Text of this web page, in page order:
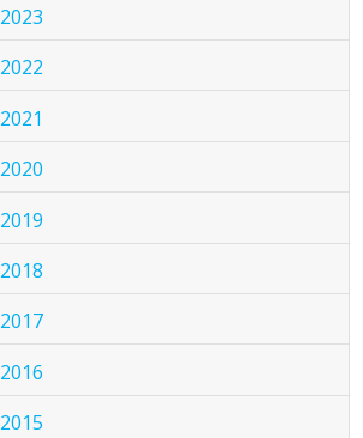
2023
2022
2021
2020
2019
2018
2017
2016
2015